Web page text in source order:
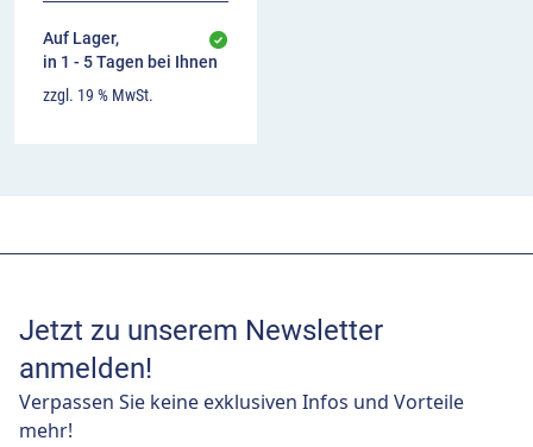
Auf Lager,
in 1 - 5 Tagen bei Ihnen
zzgl. 19 % MwSt.
Jetzt zu unserem Newsletter
anmelden!
Verpassen Sie keine exklusiven Infos und Vorteile
mehr!